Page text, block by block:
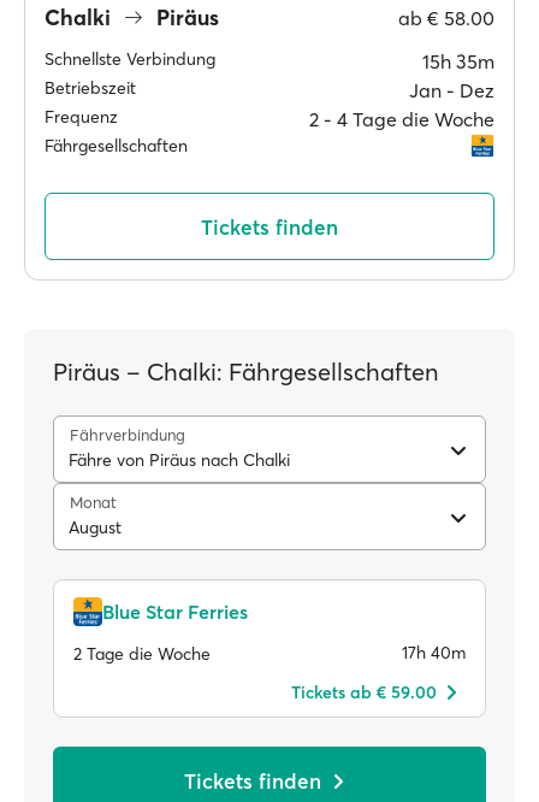
Chalki Piräus ab € 58.00
Schnellste Verbindung 15h 35m
Betriebszeit Jan ‐ Dez
Frequenz 2 ‐ 4 Tage die Woche
Fährgesellschaften
Tickets finden
Piräus – Chalki: Fährgesellschaften
Fährverbindung
Fähre von Piräus nach Chalki
Monat
August
Blue Star Ferries
2 Tage die Woche
17h 40m
Tickets ab € 59.00
Tickets finden